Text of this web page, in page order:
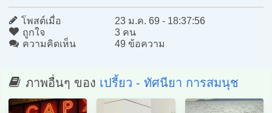
โพสต์เมื่อ
23 ม.ค. 69 - 18:37:56
ถูกใจ
3 คน
ความคิดเห็น
49 ข้อความ
ภาพอื่นๆ ของ เปรี้ยว - ทัศนียา การสมนุช